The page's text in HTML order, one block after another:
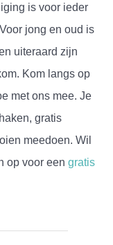
is voor ieder
jong en oud is
uiteraard zijn
Kom langs op
met ons mee. Je
gratis
meedoen. Wil
op voor een gratis